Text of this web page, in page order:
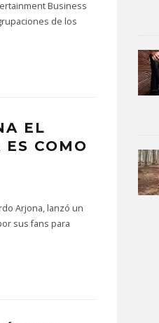
Business
de los
EL
COMO
Arjona, lanzó un
sus fans para